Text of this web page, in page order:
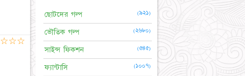
☆☆☆
ছোটদের গল্প (৯২১)
ভৌতিক গল্প (২৬৮০)
সাইন্স ফিকশন (৫৪৫)
ফ্যান্টাসি (১০০৭)